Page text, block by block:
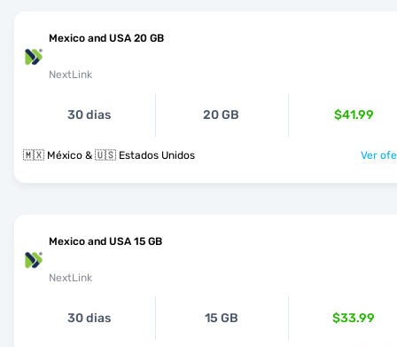
Mexico and USA 20 GB
NextLink
30 dias 20 GB $41.99
🇲🇽 México & 🇺🇸 Estados Unidos Ver
Mexico and USA 15 GB
NextLink
30 dias 15 GB $33.99